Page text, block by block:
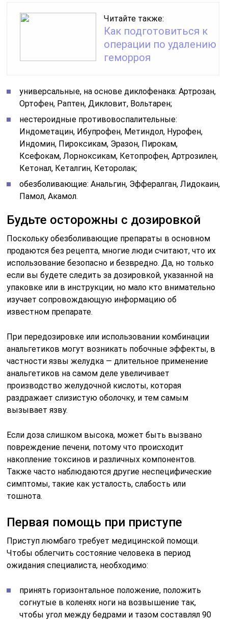
Читайте также:
Как подготовиться к
операции по удалению
геморроя
универсальные, на основе диклофенака: Артрозан,
Ортофен, Раптен, Дикловит, Вольтарен;
нестероидные противовоспалительные:
Индометацин, Ибупрофен, Метиндол, Нурофен,
Индомин, Пироксикам, Эразон, Пирокам,
Ксефокам, Лорноксикам, Кетопрофен, Артрозилен,
Кетонал, Кеталгин, Кеторолак;
обезболивающие: Анальгин, Эффералган, Лидокаин,
Памол, Акамол.
Будьте осторожны с дозировкой
Поскольку обезболивающие препараты в основном
продаются без рецепта, многие люди считают, что их
использование безопасно и безвредно. Да, но только
если вы будете следить за дозировкой, указанной на
упаковке или в инструкции, но мало кто внимательно
изучает сопровождающую информацию об
известном препарате.
При передозировке или использовании комбинации
анальгетиков могут возникать побочные эффекты, в
частности язвы желудка — длительное применение
анальгетиков на самом деле увеличивает
производство желудочной кислоты, которая
раздражает слизистую оболочку, и тем самым
вызывает язву.
Если доза слишком высока, может быть вызвано
повреждение печени, потому что происходит
накопление токсинов и различных компонентов.
Также часто наблюдаются другие неспецифические
симптомы, такие как усталость, слабость или
тошнота.
Первая помощь при приступе
Приступ люмбаго требует медицинской помощи.
Чтобы облегчить состояние человека в период
ожидания специалиста, необходимо:
принять горизонтальное положение, положить
согнутые в коленях ноги на возвышение так,
чтобы угол между бедрами и тазом составлял 90